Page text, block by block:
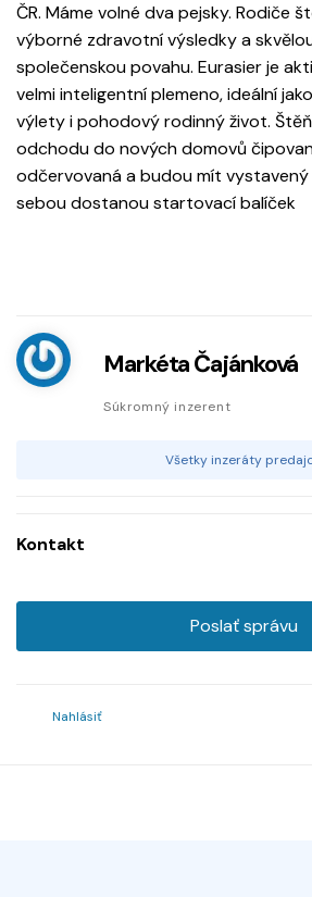
ČR. Máme volné dva pejsky. Rodiče
výborné zdravotní výsledky a
společenskou povahu. Eurasier je
velmi inteligentní plemeno, ideální
výlety i pohodový rodinný život.
odchodu do nových domovů
odčervovaná a budou mít vystavený
sebou dostanou startovací balíček
Markéta Čajánková
Súkromný inzerent
Všetky inzeráty
Kontakt
Poslať správu
Nahlásiť